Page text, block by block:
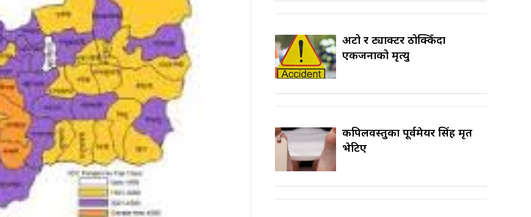
अटो र ट्याक्टर ठोक्किँदा
एकजनाको मृत्यु
कपिलवस्तुका पूर्वमेयर सिंह मृत
भेटिए